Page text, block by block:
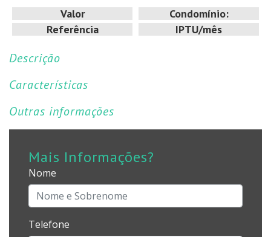
Valor
Referência
Condomínio:
IPTU/mês
Descrição
Características
Outras informações
Mais Informações?
Nome
Telefone